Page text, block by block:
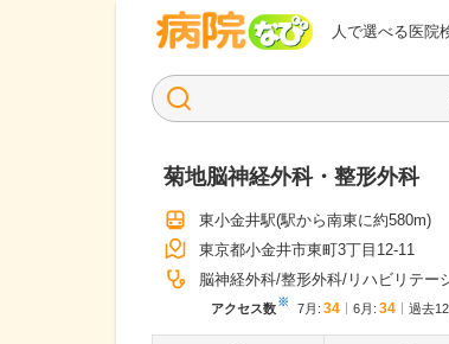
人で選べる医院
病院なび
菊地脳神経外科・整形外科
東小金井駅(駅から南東に約580m)
東京都小金井市東町3丁目12-11
脳神経外科 整形外科 リハビリテー
アクセス数※ 7月 : 34 6月 : 34 過去